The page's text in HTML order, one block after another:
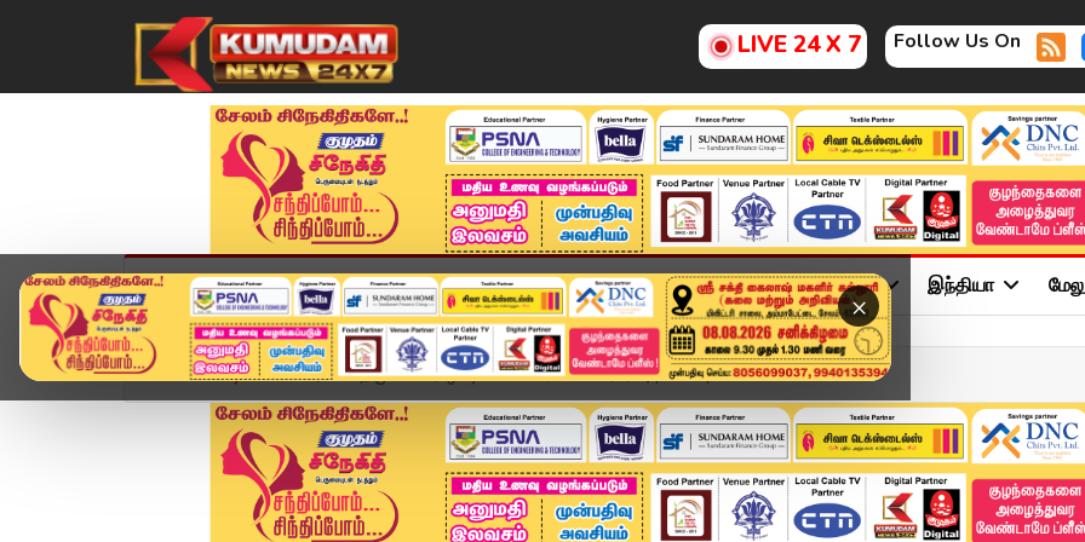
LIVE 24 X 7 Follow Us On
×
முகப்பு விளையாட்டு அண்மை தமிழ்நாடு சினிமா அரசியல் விளையாட்டு இந்தியா
Home வீடியோ ஸ்டோரி திமுகவினர் ஒட்டிய போஸ்டர்களால் பரபரப்பு | DMK |...